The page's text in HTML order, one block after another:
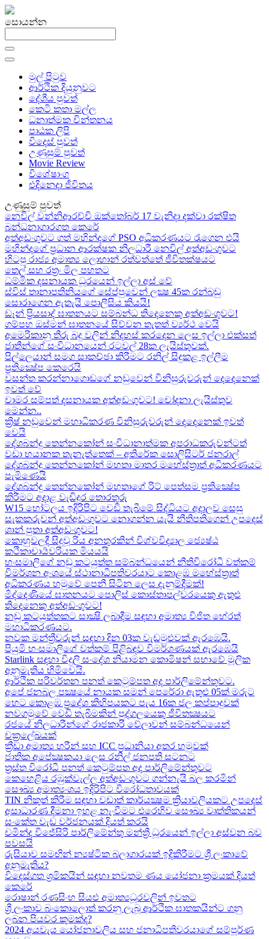
සොයන්න
මුල් පිටුව
ආර්ථික දියුනුවට
දේශීය පුවත්
කෙටි කතා මල්ල
ධනාත්මක චින්තනය
පාඨක ලිපි
විදෙස් පුවත්
උණුසුම් පුවත්
Movie Review
විශේෂාංග
එදිනෙදා ජීවිතය
උණුසුම් පුවත්
නෙවිල් වන්නිආරච්චි ඔක්තෝබර් 17 වැනිදා දක්වා රක්ෂිත
බන්ධනාගාරගත කෙරේ
අත්අඩංගුවට ගත් මහින්දගේ PSO අධිකරණයට රැගෙන එයි
මහින්දගේ ප්‍රධාන ආරක්ෂක නිලධාරී නෙවිල් අත්අඩංගුවට
හිටපු රාජ්‍ය අමාත්‍ය ලොහාන් රත්වත්තේ ජීවිතක්ෂයට
තෙල් සහ රත්‍රං මිල පහතට
ධම්මික දසනායක ධූරයෙන් ඉල්ලා අස් වේ
ස්විස් තානාපතිනියගේ සේප්පුවෙන් ලක්‍ෂ 45ක රන්බඩු
සොරාගෙන ඇතැයි පොලීසිය කියයි!
ඩෑන් ප්‍රියසාද් ඝාතනයට සම්බන්ධ තිදෙනෙකු අත්අඩංගුවට​!
ගම්පහ ඔස්මන් ඝාතනයේ සිව්වන තැතත් ව්‍යර්ථ වෙයි
අමෙරිකානු තීරු බදු වලින් නිදහස් කරදෙන ලෙස ඉල්ලා එක්සත්
ජාතීන්ගේ සංවිධානයෙන් රටවල් 28ක ලැයිස්තුවක්.
පිල්ලෙයාන් සමග සාකච්ඡා කිරීමට රනිල් සිදුකළ ඉල්ලීම
ප්‍රතික්‍ෂේප කෙරෙයි
වසන්ත කරන්නාගොඩගේ නඩුවෙන් විනිසුරුවරුන් දෙදෙනෙක්
ඉවත් වේ
චාමර සම්පත් දසනායක අත්අඩංගුවට​! චෝදනා ලැයිස්තුව
මෙන්න​..
ක්‍රිෂ් නඩුවෙන් මහාධිකරණ විනිසුරුවරුන් දෙදෙනෙක් ඉවත්
වෙයි
දේශබන්දු තෙන්නකෝන් සංවිධානාත්මක අපරාධකරුවන්ටත්
වඩා භයානක තැනැත්තෙක් – අතිරේක සොලිසිටර් ජනරාල්
දේශබන්දු තෙන්නකෝන් මහතා මාතර මහේස්ත්‍රාත් අධිකරණයට
පැමිණෙයි
දේශබන්දු තෙන්නකෝන් මහතාගේ රිට් පෙත්සම ප්‍රතික්‍ෂේප
කිරීමට අදාළ වැඩිදුර තොරතුරු
W15 හෝටලය ඉදිරිපිට වෙඩි තැබීමේ සිද්ධියට අදාලව​ සෙසු
සැකකරුවන් අත්අඩංගුවට නොගන්න යැයි නීතිපතිගෙන් උපදෙස්
ශාන් පුතා අත්අඩංගුවට!
කොහුවලදී සිදුවූ රිය අනතුරකින් විශ්වවිද්‍යාල ජ්‍යෙෂ්ඨ
කථිකාචාර්‍යවරියක මියයයි
හංසමාලිගේ නඩු කටයුත්ත සම්බන්ධයෙන් නීතිවිරෝධී වත්කම්
විමර්ශන අංශයේ ස්ථානාධිපතිවරයාට කොළඹ මහේස්ත්‍රාත්
අධිකරණය හමුවේ පෙනී සිටින ලෙස දැනුම්දීමක්!
මිද්දෙණියේ ඝාතනයට පොලිස් කොස්තාපල්වරයෙකු ඇතුළු
තිදෙනෙකු අත්අඩංගුවට​!
නඩු කටයුත්තකට සාක්‍ෂි ලබාදීම සඳහා අමාත්‍ය විජිත හේරත්
මහාධිකරණයට​.
නවක මන්ත්‍රීවරුන් සඳහා දින 03ක වැඩමුළුවක් ඇරඹෙයි.
පියුමි හංසමාලිගේ වත්කම් පිළිබඳව විමර්ශණයක් ඇරඹෙයි
Starlink සඳහා විදුලි සංදේශ නියාමන කොමිෂන් සභාවේ මූලික
අනුමැතිය හිමිවෙයි.
ආර්ථික පරිවර්තන පනත් කෙටුම්පත අද පාර්ලිමේන්තුවට.
අපේ ජනබල පක්‍ෂයේ නායක සමන් පෙරේරා ඇතුළු 05ක් මරුට​
හෙට කොළඹ ප්‍රදේශ කිහිපයකට පැය 16ක ජල කප්පාදුවක්
නවගමුවේ වෙඩි තැබීමකින් පුද්ගලයෙකු ජීවිතක්‍ෂයට​
රජයේ නිලධාරීන්ගේ රාජකාරි වේලාවන් සම්බන්ධයෙන්
චක්‍රලේඛයක්
ක්‍රීඩා අමාත්‍ය හරීන් සහ​ ICC ප්‍රධානියා අතර හමුවක්
ජාතික අපේක්‍ෂකයා ලෙස රනිල් ජනපති සටනට​
ත්‍රස්ත විරෝධී පනත් කෙටුම්පත අද පාර්ලිමේන්තුවට​
කෙහෙළිය රඹුක්වැල්ල අත්අඩංගුවට ගන්නැයි බල කරමින්
සෞඛ්‍ය අමාත්‍යංශය ඉදිරිපිට විරෝධතාවයක්
TIN නිකුත් කිරීම සඳහා වඩාත් කාර්යක්‍ෂම ක්‍රියාවලියකට උපදෙස්
අසාධාරණ දීමනා ඉහළ නැංවීමට එරෙහිව සෞඛ්‍ය වෘත්තිකයන්
සංකේත වැඩ වර්ජනයක් දියත් කරයි
චමින්ද විජේසිරි පාර්ලිමේන්තු මන්ත්‍රී ධූරයෙන් ඉල්ලා අස්වන බව
පවසයි
රුසියාව සමඟින් න්‍යෂ්ටික බලාගාරයක් ඉදිකිරීමට ශ්‍රී ලංකාවේ
අනුමැතිය?
විදෙස්ගත ශ්‍රමිකයින් සඳහා නවතම ණය යෝජනා ක්‍රමයක් දියත්
කෙරේ
රොෂාන් රණසිංහ සියළු අමාත්‍යධූරවලින් ඉවතට​
ශ්‍රී ලංකාව බංකොලොත් කරනු ලැබූ ආර්ථික ඝාතකයින්ට ගනු
ලබන පියවර කුමක්ද​?
2024 අයවැය යෝජනාවලිය​ සහ ජනාධිපතිවරයාගේ සම්පූර්ණ